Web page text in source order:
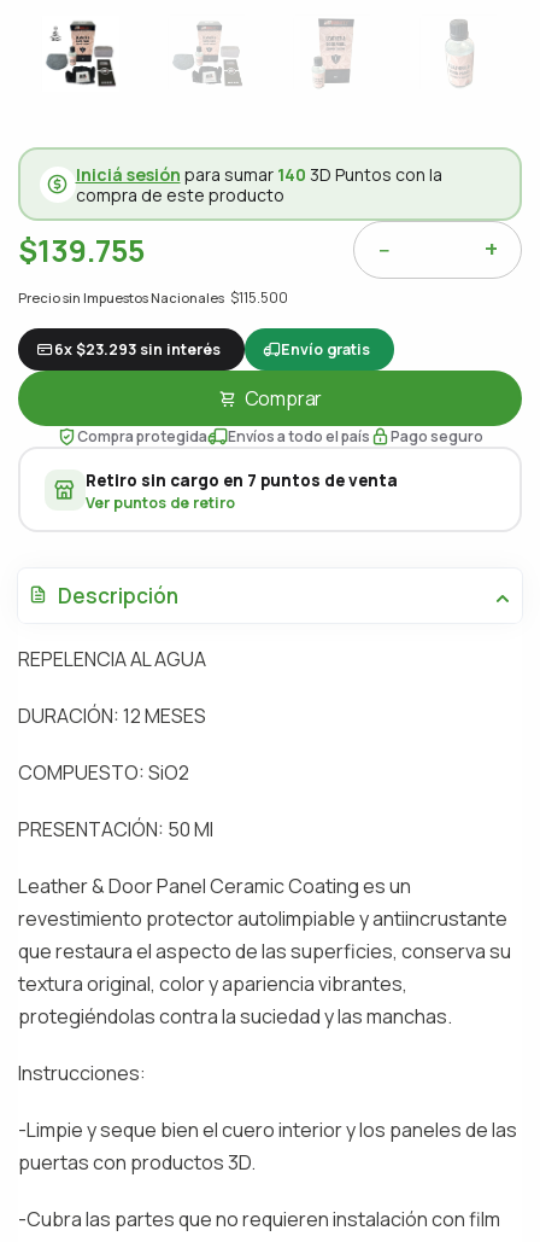
$139.755 − +
Precio sin Impuestos Nacionales $115.500
6x $23.293 sin interés Envío gratis
Comprar
Iniciá sesión para sumar 140 3D Puntos con la
compra de este producto
Compra protegida Envíos a todo el país Pago seguro
Retiro sin cargo en 7 puntos de venta
Ver puntos de retiro
Descripción
REPELENCIA AL AGUA
DURACIÓN: 12 MESES
COMPUESTO: SiO2
PRESENTACIÓN: 50 Ml
Leather & Door Panel Ceramic Coating es un
revestimiento protector autolimpiable y antiincrustante
que restaura el aspecto de las superficies, conserva su
textura original, color y apariencia vibrantes,
protegiéndolas contra la suciedad y las manchas.
Instrucciones:
-Limpie y seque bien el cuero interior y los paneles de las
puertas con productos 3D.
-Cubra las partes que no requieren instalación con film